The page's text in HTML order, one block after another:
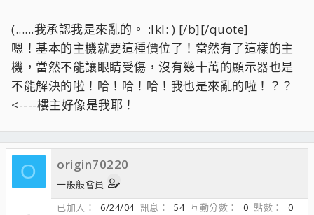
(......我承認我是來亂的。 :lkl: ) [/b][/quote]
嗯！基本的主機就要這種價位了！當然有了這樣的主
機，當然不能讓眼睛受傷，沒有幾十萬的顯示器也是
不能解決的啦！哈！哈！哈！我也是來亂的啦！？？
<----樓主好像是我耶！
O origin70220
一般般會員
已加入
6/24/04 訊息 54 互動分數 0 點數
0